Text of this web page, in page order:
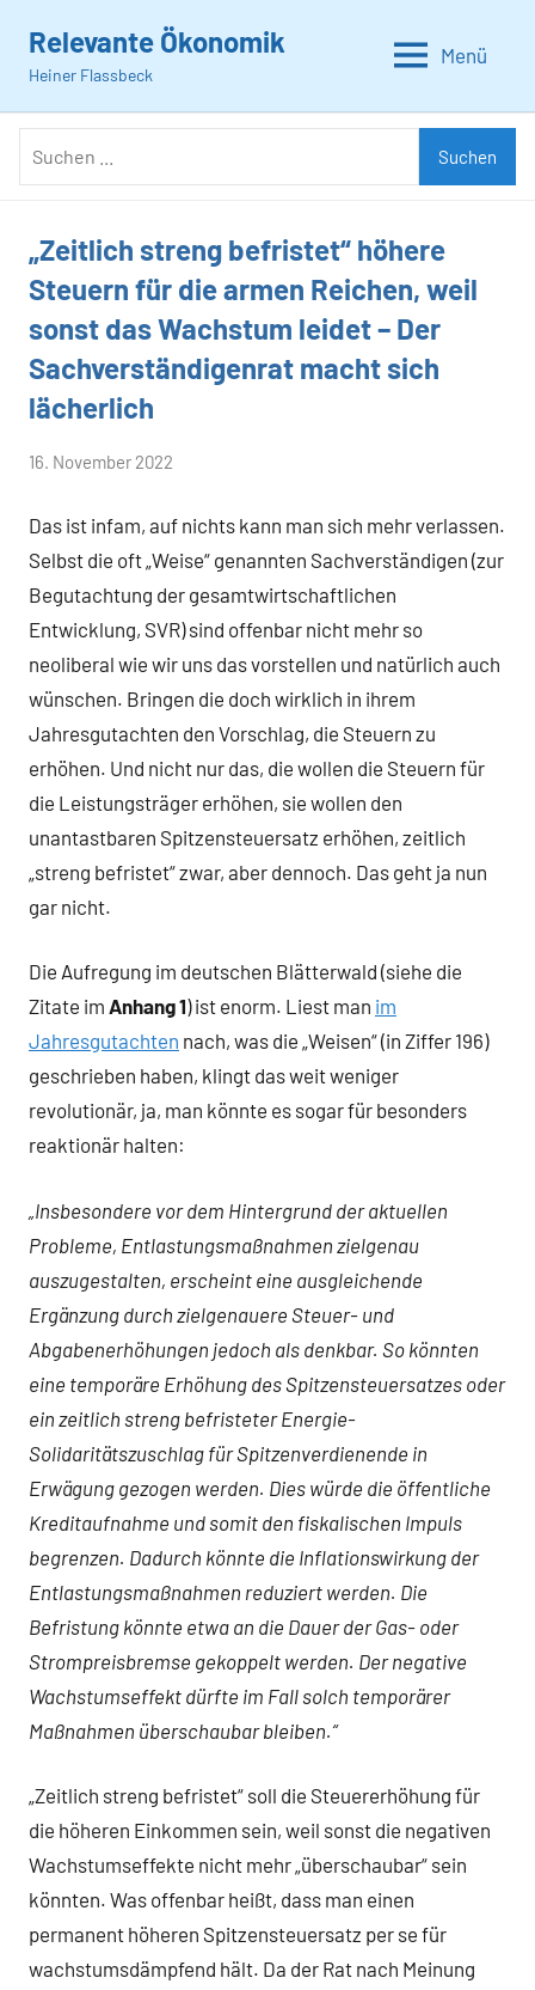
Inhalt
springen
Relevante Ökonomik
Heiner Flassbeck
Menü
Suchen
Allgemein
„Zeitlich streng befristet“ höhere
Steuern für die armen Reichen, weil
sonst das Wachstum leidet – Der
Sachverständigenrat macht sich
lächerlich
von
Flassbeck
16. November 2022
Das ist infam, auf nichts kann man sich mehr verlassen.
Selbst die oft „Weise“ genannten Sachverständigen (zur
Begutachtung der gesamtwirtschaftlichen
Entwicklung, SVR) sind offenbar nicht mehr so
neoliberal wie wir uns das vorstellen und natürlich auch
wünschen. Bringen die doch wirklich in ihrem
Jahresgutachten den Vorschlag, die Steuern zu
erhöhen. Und nicht nur das, die wollen die Steuern für
die Leistungsträger erhöhen, sie wollen den
unantastbaren Spitzensteuersatz erhöhen, zeitlich
„streng befristet“ zwar, aber dennoch. Das geht ja nun
gar nicht.
Die Aufregung im deutschen Blätterwald (siehe die
Zitate im Anhang 1) ist enorm. Liest man im
Jahresgutachten nach, was die „Weisen“ (in Ziffer 196)
geschrieben haben, klingt das weit weniger
revolutionär, ja, man könnte es sogar für besonders
reaktionär halten:
„Insbesondere vor dem Hintergrund der aktuellen
Probleme, Entlastungsmaßnahmen zielgenau
auszugestalten, erscheint eine ausgleichende
Ergänzung durch zielgenauere Steuer- und
Abgabenerhohungen jedoch als denkbar. So könnten
eine temporäre Erhöhung des Spitzensteuersatzes oder
ein zeitlich streng befristeter Energie-
Solidaritatszuschlag fürSpitzenverdienende in
Erwägung gezogen werden. Dies würde die öffentliche
Kreditaufnahme und somit den fiskalischen Impuls
begrenzen. Dadurch könnte die Inflationswirkung der
Entlastungsmaßnahmen reduziert werden. Die
Befristung könnte etwa an die Dauer der Gas- oder
Strompreisbremse gekoppelt werden. Der negative
Wachstumseffekt dürfte im Fall solch temporärer
Maßnahmen überschaubar bleiben.“
„Zeitlich streng befristet“ soll die Steuererhöhung für
die höheren Einkommen sein, weil sonst die negativen
Wachstumseffekte nicht mehr „überschaubar“ sein
könnten. Was offenbar heißt, dass man einen
permanent höheren Spitzensteuersatz per se für
wachstumsdämpfend hält. Da der Rat nach Meinung